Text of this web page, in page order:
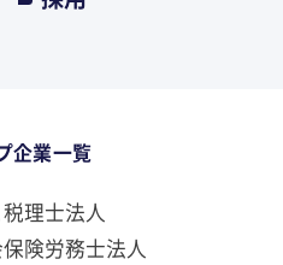
企業一覧
理士法人
険労務士法人